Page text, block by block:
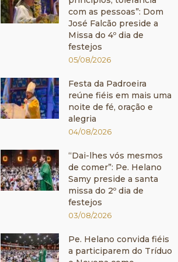
com as pessoas”: Dom
José Falcão preside a
Missa do 4º dia de
festejos
05/08/2026
Festa da Padroeira
reúne fiéis em mais uma
noite de fé, oração e
alegria
04/08/2026
“Dai-lhes vós mesmos
de comer”: Pe. Helano
Samy preside a santa
missa do 2º dia de
festejos
03/08/2026
Pe. Helano convida fiéis
a participarem do Tríduo